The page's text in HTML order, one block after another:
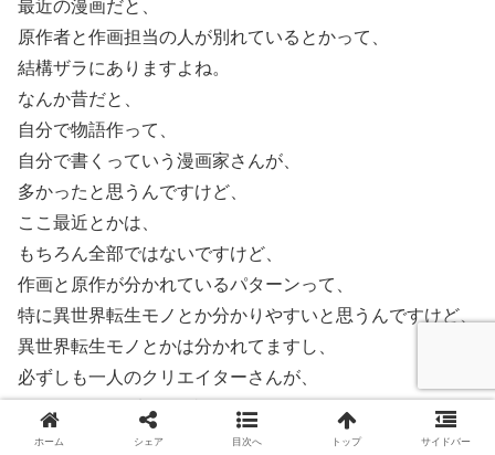
最近の漫画だと、
原作者と作画担当の人が別れているとかって、
結構ザラにありますよね。
なんか昔だと、
自分で物語作って、
自分で書くっていう漫画家さんが、
多かったと思うんですけど、
ここ最近とかは、
もちろん全部ではないですけど、
作画と原作が分かれているパターンって、
特に異世界転生モノとか分かりやすいと思うんですけど、
異世界転生モノとかは分かれてますし、
必ずしも一人のクリエイターさんが、
1から10まで全部作る必要ないのかなとか、
もちろん原案、原作者に対するリスペクトとかは、
ホーム シェア 目次へ トップ サイドバー